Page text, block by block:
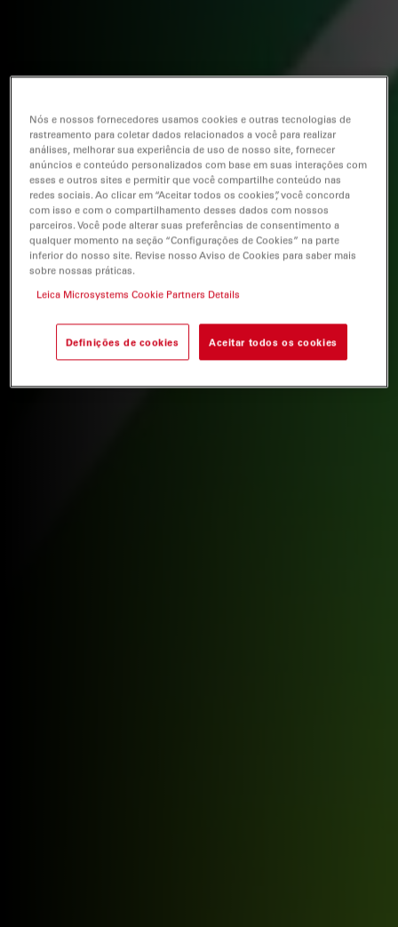
Nós e nossos fornecedores usamos cookies e outras tecnologias de
rastreamento para coletar dados relacionados a você para realizar
análises, melhorar sua experiência de uso de nosso site, fornecer
anúncios e conteúdo personalizados com base em suas interações com
esses e outros sites e permitir que você compartilhe conteúdo nas
redes sociais. Ao clicar em “Aceitar todos os cookies”, você concorda
com isso e com o compartilhamento desses dados com nossos
parceiros. Você pode alterar suas preferências de consentimento a
qualquer momento na seção “Configurações de Cookies” na parte
inferior do nosso site. Revise nosso Aviso de Cookies para saber mais
sobre nossas práticas.
Leica Microsystems Cookie Partners Details
Definições de cookies Aceitar todos os cookies